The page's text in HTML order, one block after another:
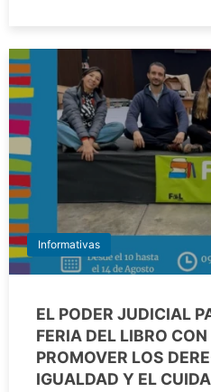
Informativas
EL PODER JUDICIAL
FERIA DEL LIBRO
PROMOVER LOS
IGUALDAD Y EL